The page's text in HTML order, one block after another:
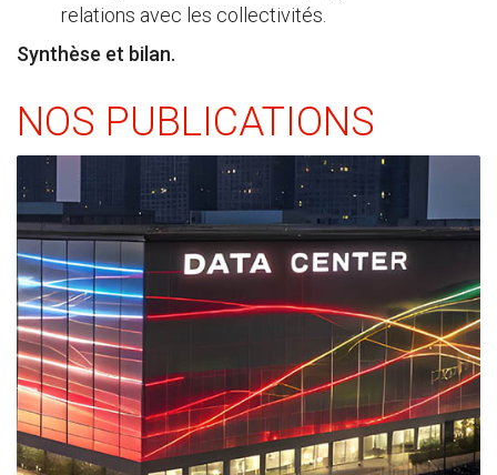
relations avec les collectivités.
Synthèse et bilan.
NOS PUBLICATIONS